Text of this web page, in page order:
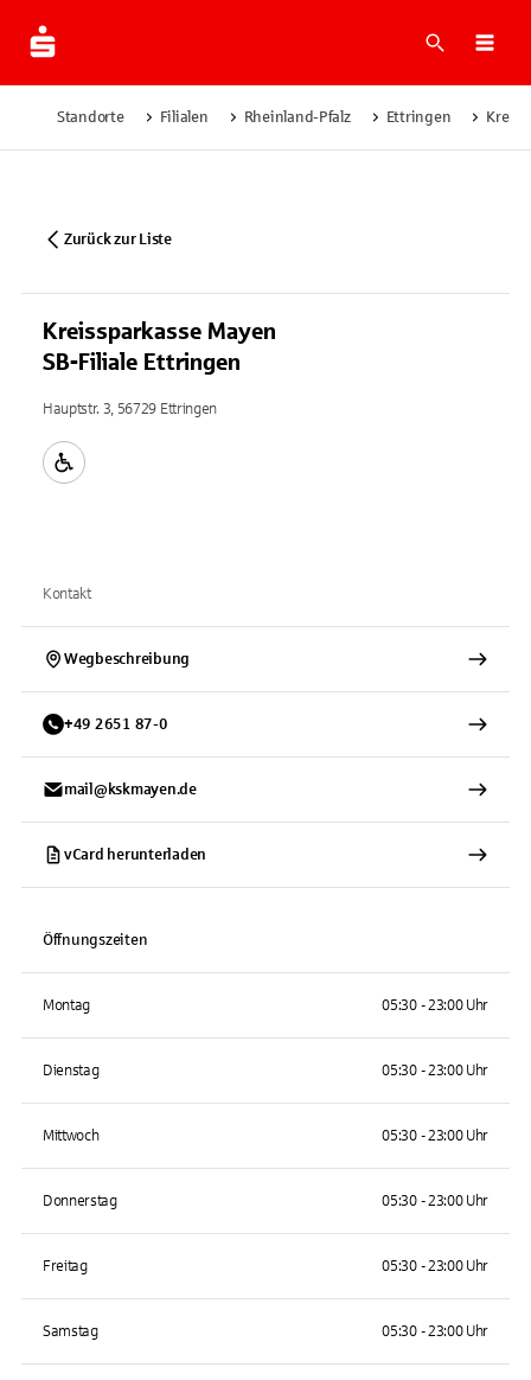
Suche
Standorte Filialen Rheinland-Pfalz Ettringen
Zurück zur Liste
Kreissparkasse Mayen
SB-Filiale Ettringen
Hauptstr. 3, 56729 Ettringen
Kontakt
Wegbeschreibung
+49 2651 87-0
mail@kskmayen.de
vCard herunterladen
Öffnungszeiten
Montag 05:30 - 23:00 Uhr
Dienstag 05:30 - 23:00 Uhr
Mittwoch 05:30 - 23:00 Uhr
Donnerstag 05:30 - 23:00 Uhr
Freitag 05:30 - 23:00 Uhr
Samstag 05:30 - 23:00 Uhr